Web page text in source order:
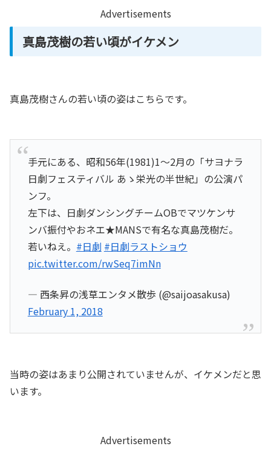
Advertisements
真島茂樹の若い頃がイケメン
真島茂樹さんの若い頃の姿はこちらです。
手元にある、昭和56年(1981)1～2月の「サヨナラ
日劇フェスティバル あゝ栄光の半世紀」の公演パ
ンフ。
左下は、日劇ダンシングチームOBでマツケンサ
ンバ振付やおネエ★MANSで有名な真島茂樹だ。
若いねえ。 #日劇 #日劇ラストショウ
pic.twitter.com/rwSeq7imNn
— 西条昇の浅草エンタメ散歩 (@saijoasakusa)
February 1, 2018
当時の姿はあまり公開されていませんが、イケメンだと思
います。
Advertisements